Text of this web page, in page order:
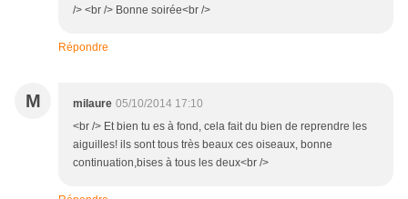
/> <br /> Bonne soirée<br />
Répondre
M milaure 05/10/2014 17:10
<br /> Et bien tu es à fond, cela fait du bien de reprendre les
aiguilles! ils sont tous très beaux ces oiseaux, bonne
continuation,bises à tous les deux<br />